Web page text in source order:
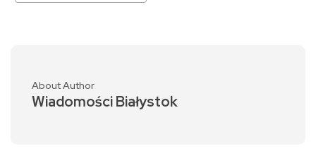
About Author
Wiadomości Białystok